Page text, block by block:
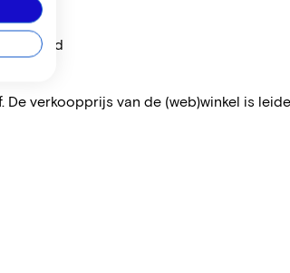
maand
verkoopprijs van de (web)winkel is